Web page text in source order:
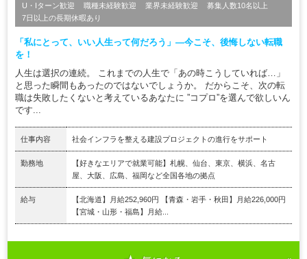
U・Iターン歓迎 職種未経験歓迎 業界未経験歓迎
募集人数10名以上
7日以上の長期休暇あり
「私にとって、いい人生って何だろう」―今こそ、後悔しない転職
を！
人生は選択の連続。 これまでの人生で「あの時こうしていれば…」
と思った瞬間もあったのではないでしょうか。 だからこそ、次の転
職は失敗したくないと考えているあなたに ”コプロ”を選んで欲しいん
です...
仕事内容 社会インフラを整える建設プロジェクトの進行をサポート
勤務地
【好きなエリアで就業可能】札幌、仙台、東京、横浜、名古
屋、大阪、広島、福岡など全国各地の拠点
給与
【北海道】月給252,960円 【青森・岩手・秋田】月給226,000円
【宮城・山形・福島】月給...